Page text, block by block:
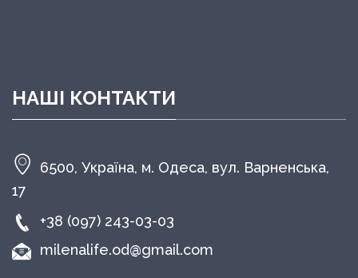
НАШІ КОНТАКТИ
6500, Україна, м. Одеса, вул. Варненська,
17
+38 (097) 243-03-03
milenalife.od@gmail.com